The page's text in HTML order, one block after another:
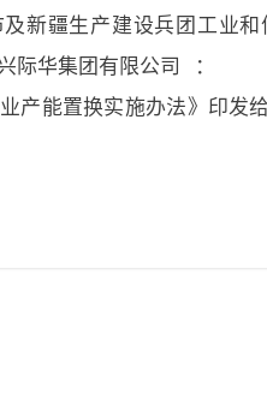
新疆生产建设兵团工业
际华集团有限公司
：
产能置换实施办法》印发